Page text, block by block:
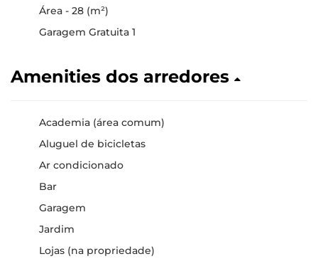
Área - 28 (m²)
Garagem Gratuita 1
Amenities dos arredores
Academia (área comum)
Aluguel de bicicletas
Ar condicionado
Bar
Garagem
Jardim
Lojas (na propriedade)